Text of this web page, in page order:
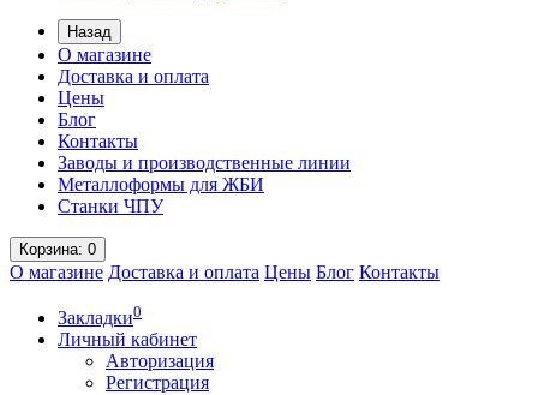
Назад
О магазине
Доставка и оплата
Цены
Блог
Контакты
Заводы и производственные линии
Металлоформы для ЖБИ
Станки ЧПУ
Корзина: 0
О магазине Доставка и оплата Цены Блог Контакты
Закладки0
Личный кабинет
Авторизация
Регистрация